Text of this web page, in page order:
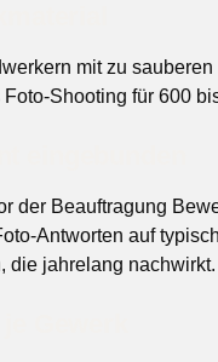
mit zu
Shooting für 600
der Beauftragung
Antworten auf
die jahrelang nachwirkt.